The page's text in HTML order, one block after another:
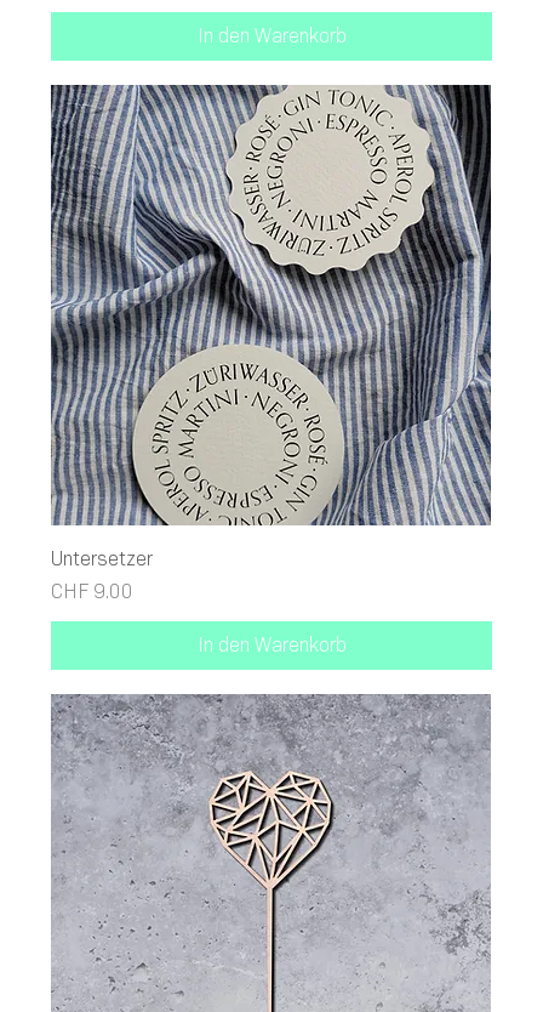
In den Warenkorb
Untersetzer
Preis
CHF 9.00
In den Warenkorb